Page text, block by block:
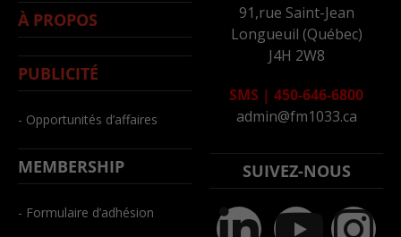
À PROPOS
PUBLICITÉ
- Opportunités d’affaires
MEMBERSHIP
- Formulaire d’adhésion
91,rue Saint-Jean
Longueuil (Québec)
J4H 2W8
SMS | 450-646-6800
admin@fm1033.ca
SUIVEZ-NOUS